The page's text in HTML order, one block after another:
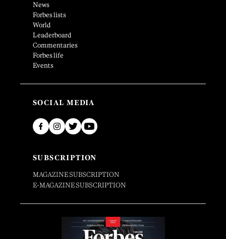
News
Forbes lists
World
Leaderboard
Commentaries
Forbes life
Events
SOCIAL MEDIA
SUBSCRIPTION
MAGAZINE SUBSCRIPTION
E-MAGAZINE SUBSCRIPTION